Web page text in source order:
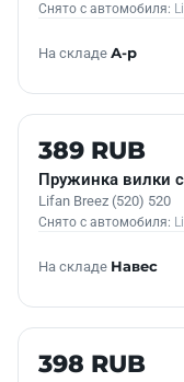
Снято с автомобиля:
На складе А-р
Б/У В НАЛИЧИИ
389 RUB
Пружинка вилки
Lifan Breez (520) 520
Снято с автомобиля:
На складе Навес
Б/У В НАЛИЧИИ
398 RUB